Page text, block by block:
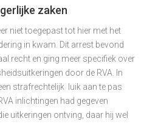
zaken
niet toegepast tot hier met het
in kwam. Dit arrest bevond
recht en ging meer specifiek over
door de RVA. In
strafrechtelijk luik aan te pas
inlichtingen had gegeven
uitkeringen ontving, daar hij wel